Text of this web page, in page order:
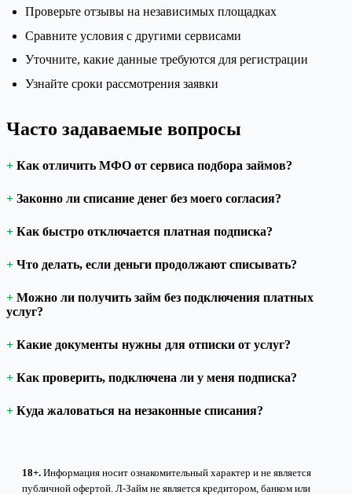
Проверьте отзывы на независимых площадках
Сравните условия с другими сервисами
Уточните, какие данные требуются для регистрации
Узнайте сроки рассмотрения заявки
Часто задаваемые вопросы
Как отличить МФО от сервиса подбора займов?
Законно ли списание денег без моего согласия?
Как быстро отключается платная подписка?
Что делать, если деньги продолжают списывать?
Можно ли получить займ без подключения платных
услуг?
Какие документы нужны для отписки от услуг?
Как проверить, подключена ли у меня подписка?
Куда жаловаться на незаконные списания?
18+. Информация носит ознакомительный характер и не является
публичной офертой. Л-Займ не является кредитором, банком или